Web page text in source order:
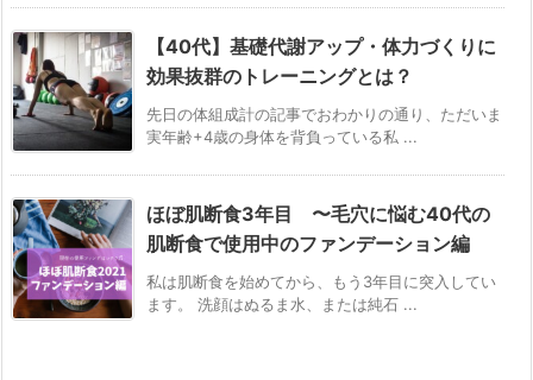
【40代】基礎代謝アップ・体力づくりに
効果抜群のトレーニングとは？
先日の体組成計の記事でおわかりの通り、ただいま
実年齢+4歳の身体を背負っている私 ...
ほぼ肌断食3年目 〜毛穴に悩む40代の
肌断食で使用中のファンデーション編
私は肌断食を始めてから、もう3年目に突入してい
ます。 洗顔はぬるま水、または純石 ...